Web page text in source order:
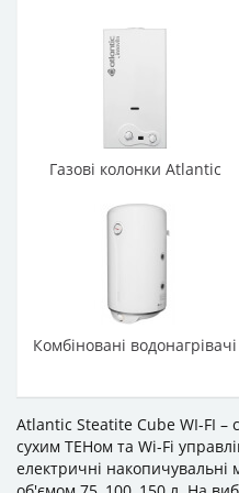
Atlantic Steatite Cube WI-FI –
сухим ТЕНом та Wi-Fi
електричні накопичувальні
Газові колонки Atlantic
Комбіновані водонагрівачі